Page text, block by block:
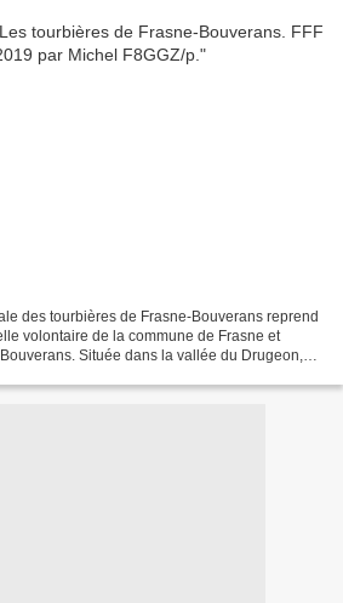
des tourbières de Frasne-Bouverans reprend
volontaire de la commune de Frasne et
Située dans la vallée du Drugeon,